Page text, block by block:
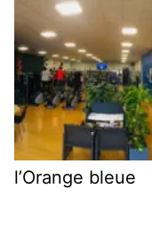
l’Orange bleue